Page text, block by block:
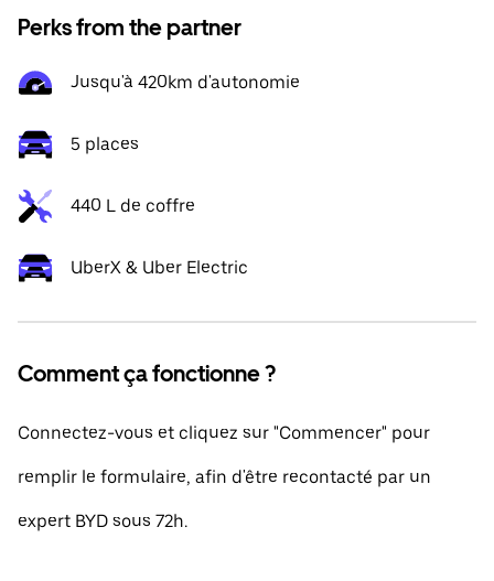
Perks from the partner
Jusqu'à 420km d'autonomie
5 places
440 L de coffre
UberX & Uber Electric
Comment ça fonctionne ?
Connectez-vous et cliquez sur "Commencer" pour
remplir le formulaire, afin d'être recontacté par un
expert BYD sous 72h.